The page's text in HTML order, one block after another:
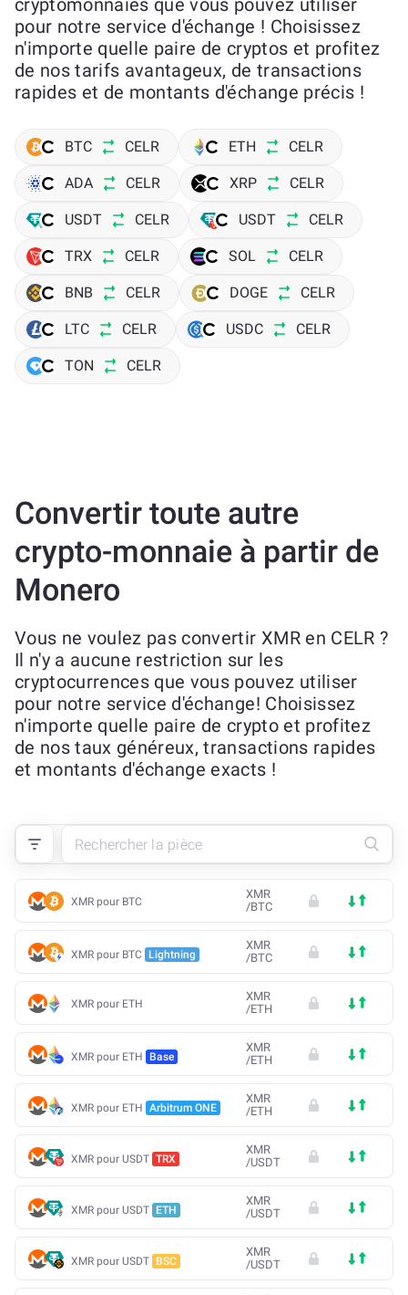
cryptomonnaies que vous pouvez utiliser
pour notre service d'échange ! Choisissez
n'importe quelle paire de cryptos et profitez
de nos tarifs avantageux, de transactions
rapides et de montants d'échange précis !
BTC CELR ETH CELR
ADA CELR XRP CELR
USDT CELR USDT CELR
TRX CELR SOL CELR
BNB CELR DOGE CELR
LTC CELR USDC CELR
TON CELR
Convertir toute autre
crypto-monnaie à partir de
Monero
Vous ne voulez pas convertir XMR en CELR ?
Il n'y a aucune restriction sur les
cryptocurrences que vous pouvez utiliser
pour notre service d'échange! Choisissez
n'importe quelle paire de crypto et profitez
de nos taux généreux, transactions rapides
et montants d'échange exacts !
XMR pour BTC
XMR
/BTC
XMR pour BTC Lightning
XMR
/BTC
XMR pour ETH
XMR
/ETH
XMR pour ETH Base
XMR
/ETH
XMR pour ETH Arbitrum ONE
XMR
/ETH
XMR pour USDT TRX
XMR
/USDT
XMR pour USDT ETH
XMR
/USDT
XMR pour USDT BSC
XMR
/USDT